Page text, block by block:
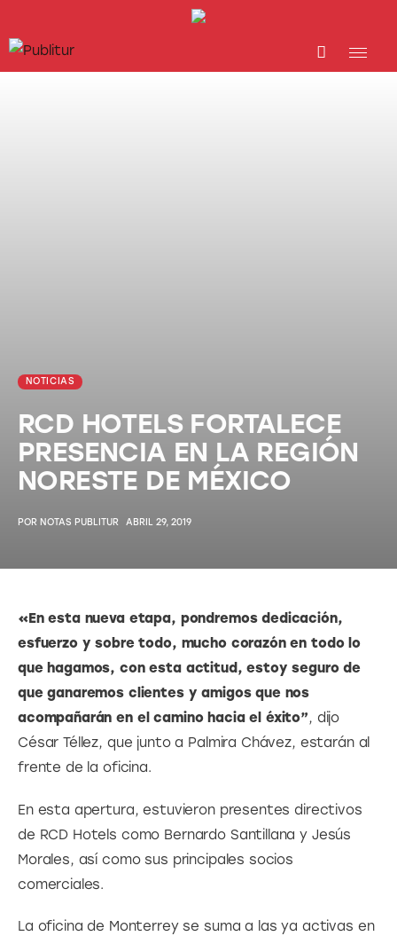
INICIO
NOTICIAS
RCD HOTELS FORTALECE
PRESENCIA EN LA REGIÓN
NORESTE DE MÉXICO
POR NOTAS PUBLITUR ABRIL 29, 2019
«En esta nueva etapa, pondremos dedicación,
esfuerzo y sobre todo, mucho corazón en todo lo
que hagamos, con esta actitud, estoy seguro de
que ganaremos clientes y amigos que nos
acompañarán en el camino hacia el éxito”, dijo
César Téllez, que junto a Palmira Chávez, estarán al
frente de la oficina.
En esta apertura, estuvieron presentes directivos
de RCD Hotels como Bernardo Santillana y Jesús
Morales, así como sus principales socios
comerciales.
La oficina de Monterrey se suma a las ya activas en